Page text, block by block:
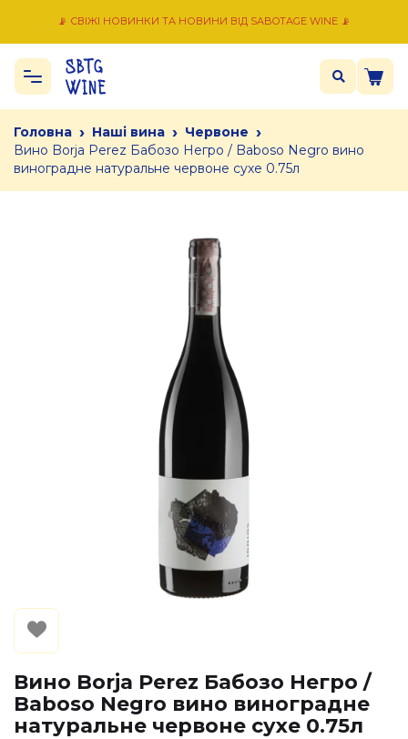
📡 СВІЖІ НОВИНКИ ТА НОВИНИ ВІД SABOTAGE WINE 📡
Головна › Наші вина › Червоне ›
Вино Borja Perez Бабозо Негро / Baboso Negro вино
виноградне натуральне червоне сухе 0.75л
Вино Borja Perez Бабозо Негро /
Baboso Negro вино виноградне
натуральне червоне сухе 0.75л